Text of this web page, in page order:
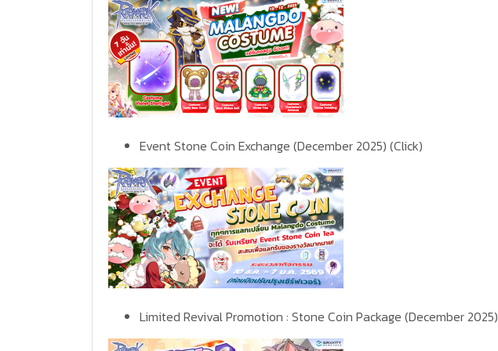
Event Stone Coin Exchange (December 2025) (Click)
Limited Revival Promotion : Stone Coin Package (December 2025)